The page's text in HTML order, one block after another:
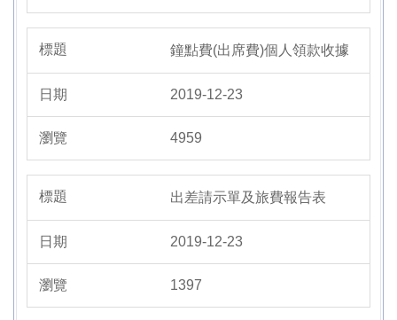
鐘點費(出席費)個人領款收據
2019-12-23
4959
出差請示單及旅費報告表
2019-12-23
1397